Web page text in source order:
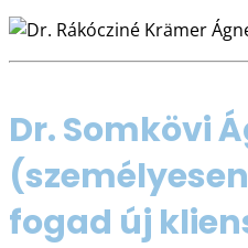
Dr. Somkövi
fogad új